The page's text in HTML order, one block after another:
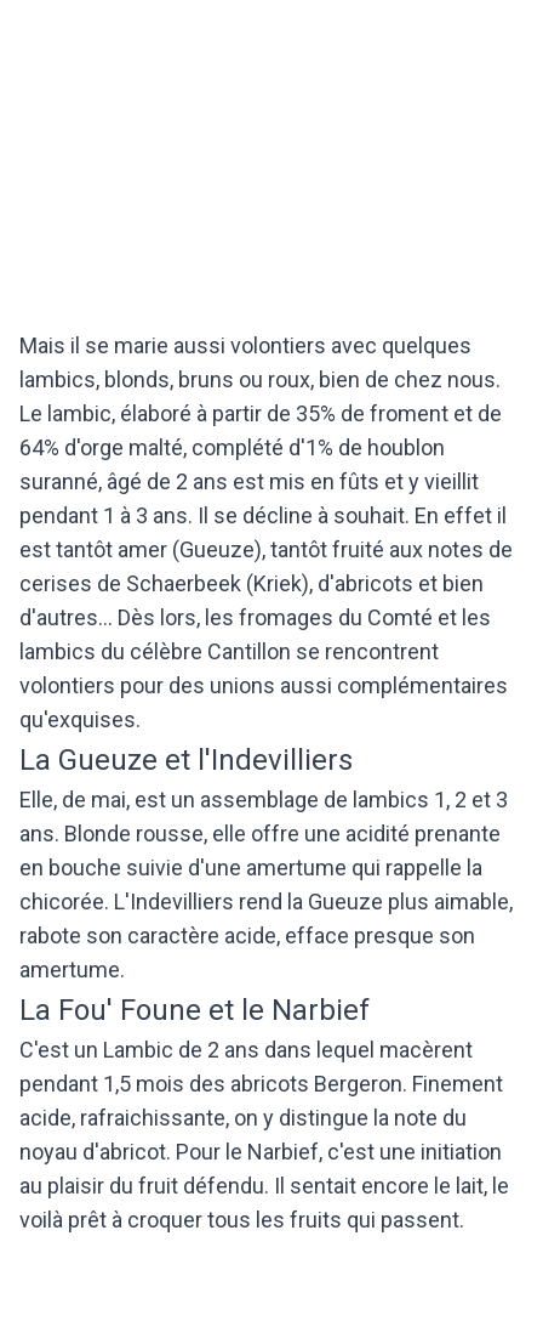
Mais il se marie aussi volontiers avec quelques
lambics, blonds, bruns ou roux, bien de chez nous.
Le lambic, élaboré à partir de 35% de froment et de
64% d'orge malté, complété d'1% de houblon
suranné, âgé de 2 ans est mis en fûts et y vieillit
pendant 1 à 3 ans. Il se décline à souhait. En effet il
est tantôt amer (Gueuze), tantôt fruité aux notes de
cerises de Schaerbeek (Kriek), d'abricots et bien
d'autres... Dès lors, les fromages du Comté et les
lambics du célèbre Cantillon se rencontrent
volontiers pour des unions aussi complémentaires
qu'exquises.
La Gueuze et l'Indevilliers
Elle, de mai, est un assemblage de lambics 1, 2 et 3
ans. Blonde rousse, elle offre une acidité prenante
en bouche suivie d'une amertume qui rappelle la
chicorée. L'Indevilliers rend la Gueuze plus aimable,
rabote son caractère acide, efface presque son
amertume.
La Fou' Foune et le Narbief
C'est un Lambic de 2 ans dans lequel macèrent
pendant 1,5 mois des abricots Bergeron. Finement
acide, rafraichissante, on y distingue la note du
noyau d'abricot. Pour le Narbief, c'est une initiation
au plaisir du fruit défendu. Il sentait encore le lait, le
voilà prêt à croquer tous les fruits qui passent.